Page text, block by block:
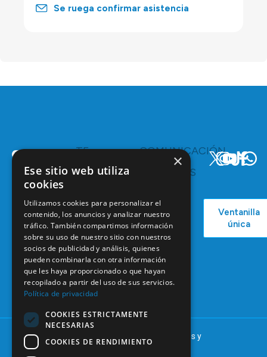
Se ruega confirmar asistencia
C/ Mauricio
Legendre,
28046
Madrid
91 561 29 05
informacion@coem.org.es
TE
Servicios y
Bolsa de
Empleo
Formación
Continuada
Tablón de
anuncios
COMUNICACIÓN
RECURSOS
Podcast
Actualidad
Ventanilla
única
© 2025 – COEM – Colegio Oficial de Odontólogos y
Estomatólogos de la I región
×
Ese sitio web utiliza
cookies
Utilizamos cookies para personalizar el
contenido, los anuncios y analizar nuestro
tráfico. También compartimos información
sobre su uso de nuestro sitio con nuestros
socios de publicidad y análisis, quienes
pueden combinarla con otra información
que les haya proporcionado o que hayan
recopilado a partir del uso de sus servicios.
Política de privacidad
COOKIES ESTRICTAMENTE
NECESARIAS
COOKIES DE RENDIMIENTO